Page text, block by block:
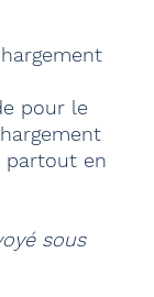
pour le
partout en
sous